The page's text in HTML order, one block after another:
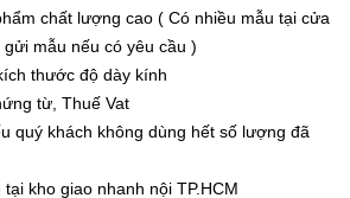
chất lượng cao ( Có nhiều mẫu tại cửa
mẫu nếu có yêu cầu )
thước độ dày kính
từ, Thuế Vat
quý khách không dùng hết số lượng đã
kho giao nhanh nội TP.HCM